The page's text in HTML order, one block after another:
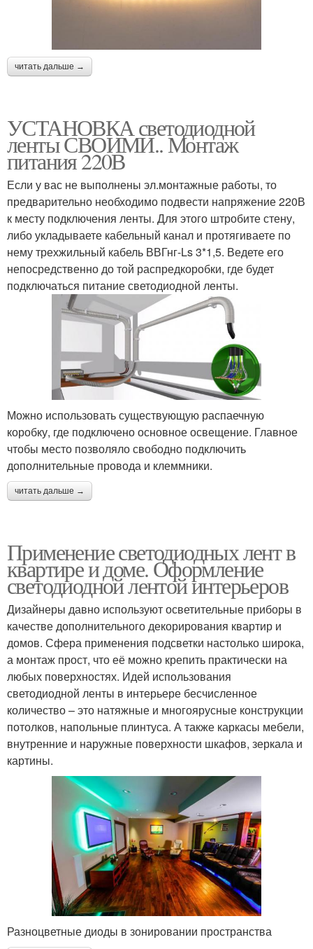
читать дальше →
УСТАНОВКА светодиодной
ленты СВОИМИ.. Монтаж
питания 220В
Если у вас не выполнены эл.монтажные работы, то
предварительно необходимо подвести напряжение 220В
к месту подключения ленты. Для этого штробите стену,
либо укладываете кабельный канал и протягиваете по
нему трехжильный кабель ВВГнг-Ls 3*1,5. Ведете его
непосредственно до той распредкоробки, где будет
подключаться питание светодиодной ленты.
Можно использовать существующую распаечную
коробку, где подключено основное освещение. Главное
чтобы место позволяло свободно подключить
дополнительные провода и клеммники.
читать дальше →
Применение светодиодных лент в
квартире и доме. Оформление
светодиодной лентой интерьеров
Дизайнеры давно используют осветительные приборы в
качестве дополнительного декорирования квартир и
домов. Сфера применения подсветки настолько широка,
а монтаж прост, что её можно крепить практически на
любых поверхностях. Идей использования
светодиодной ленты в интерьере бесчисленное
количество – это натяжные и многоярусные конструкции
потолков, напольные плинтуса. А также каркасы мебели,
внутренние и наружные поверхности шкафов, зеркала и
картины.
Разноцветные диоды в зонировании пространства